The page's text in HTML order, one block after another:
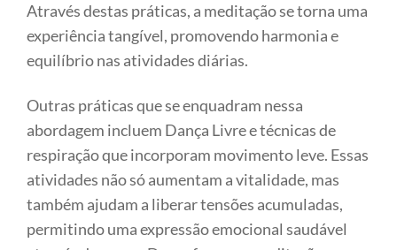
Através destas práticas, a meditação se torna uma
experiência tangível, promovendo harmonia e
equilíbrio nas atividades diárias.
Outras práticas que se enquadram nessa
abordagem incluem Dança Livre e técnicas de
respiração que incorporam movimento leve. Essas
atividades não só aumentam a vitalidade, mas
também ajudam a liberar tensões acumuladas,
permitindo uma expressão emocional saudável